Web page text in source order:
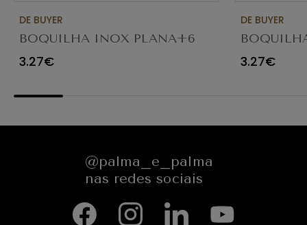
DE BUYER
BOQUILHA INOX PLANA+6
DENTES 20X3MM 2113.08N
3.27€
DE BUYER
ø18MM (8
3.27€
@palma_e_palma
nas redes sociais